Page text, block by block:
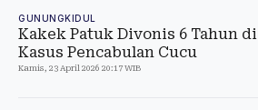
GUNUNGKIDUL
Kakek Patuk Divonis 6 Tahun di
Kasus Pencabulan Cucu
Kamis, 23 April 2026 20:17 WIB